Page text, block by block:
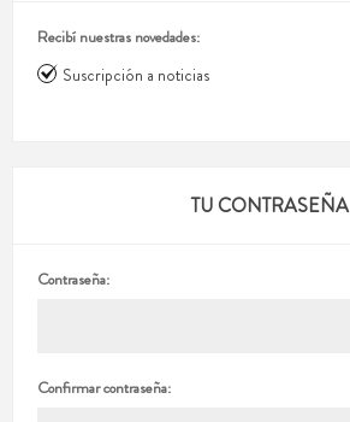
Recibí nuestras novedades:
Suscripción a noticias
TU CONTRASEÑA
Contraseña:
Confirmar contraseña: